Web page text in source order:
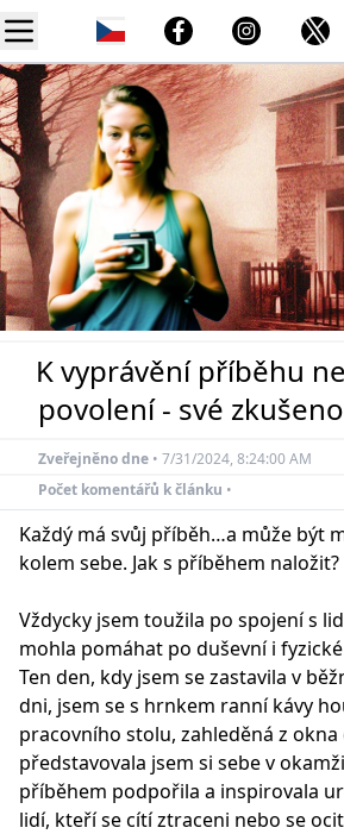
K vyprávění příběhu
povolení - své
Zveřejněno dne • 7/31/2024, 8:24:00 AM
Počet komentářů k článku •
Každý má svůj příběh…a může být
kolem sebe. Jak s příběhem naložit?
Vždycky jsem toužila po spojení s
mohla pomáhat po duševní i
Ten den, kdy jsem se zastavila v
dni, jsem se s hrnkem ranní kávy
pracovního stolu, zahleděná z okna
představovala jsem si sebe v
příběhem podpořila a inspirovala
lidí, kteří se cítí ztraceni nebo se